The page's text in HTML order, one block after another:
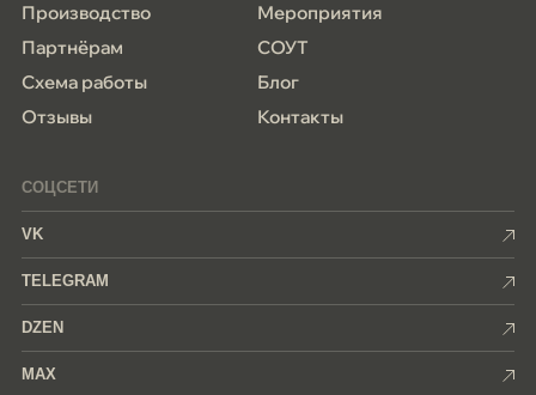
Производство
Партнёрам
Схема работы
Отзывы
Мероприятия
СОУТ
Блог
Контакты
СОЦСЕТИ
VK
TELEGRAM
DZEN
MAX